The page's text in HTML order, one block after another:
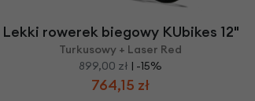
Lekki rowerek biegowy KUbikes 12"
Turkusowy + Laser Red
899,00 zł | -15%
764,15 zł